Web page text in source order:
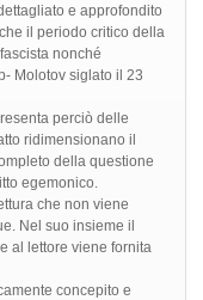
e approfondito
il periodo critico della
nonché
Molotov siglato il 23
perciò delle
ridimensionano il
della questione
egemonico.
che non viene
Nel suo insieme il
al lettore viene fornita
concepito e